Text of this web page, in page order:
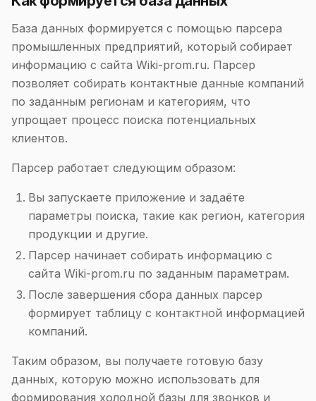
База данных формируется с помощью парсера
промышленных предприятий, который собирает
информацию с сайта Wiki-prom.ru. Парсер
позволяет собирать контактные данные компаний
по заданным регионам и категориям, что
упрощает процесс поиска потенциальных
клиентов.
Парсер работает следующим образом:
Вы запускаете приложение и задаёте
параметры поиска, такие как регион, категория
продукции и другие.
Парсер начинает собирать информацию с
сайта Wiki-prom.ru по заданным параметрам.
После завершения сбора данных парсер
формирует таблицу с контактной информацией
компаний.
Таким образом, вы получаете готовую базу
данных, которую можно использовать для
формирования холодной базы для звонков и